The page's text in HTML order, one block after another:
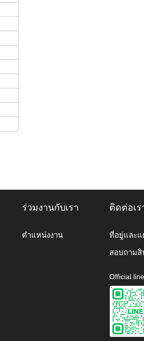
ร่วมงานกับเรา
ตำแหน่งงาน
ติดต่อเร
ที่อยู่และ
สอบถามสิ
Official